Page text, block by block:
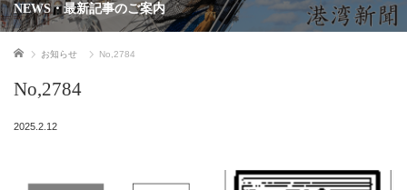
NEWS・最新記事のご案内
ホーム お知らせ No,2784
No,2784
2025.2.12